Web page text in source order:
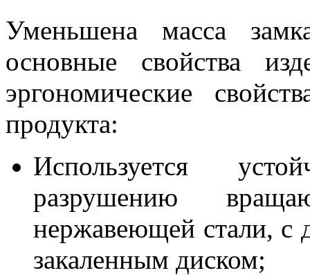
Уменьшена масса
основные свойства
эргономические
продукта:
Используется
разрушению
нержавеющей стали,
закаленным диском;